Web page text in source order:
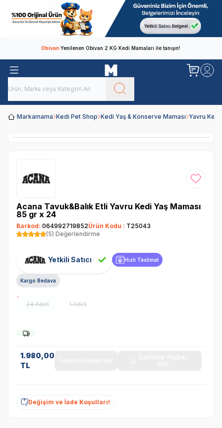
ObivanYenilenen Obivan 2 KG Kedi Mamaları ile tanışın!
Markamama Kedi Pet Shop Kedi Yaş & Konserve Maması Yavru
Favoriye
Acana Tavuk&Balık Etli Yavru Kedi Yaş Maması
85 gr x 24
Barkod: 064992719852Ürün Kodu : T25043
(5) Değerlendirme
Yetkili Satıcı Hızlı Teslimat
Kargo Bedava
24 Adet 1 Adet
1.980,00
TL
Değişim ve İade Koşulları!